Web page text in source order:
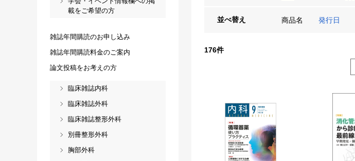
並べ替え 商品名 発行日
176件
載をご希望の方
雑誌年間購読のお申し込み
雑誌年間購読料金のご案内
論文投稿をお考えの方
臨床雑誌内科
臨床雑誌外科
臨床雑誌整形外科
別冊整形外科
胸部外科